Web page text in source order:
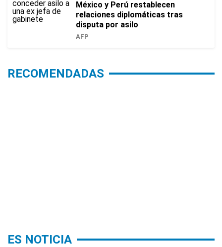
México y Perú restablecen
relaciones diplomáticas tras
disputa por asilo
AFP
RECOMENDADAS
ES NOTICIA